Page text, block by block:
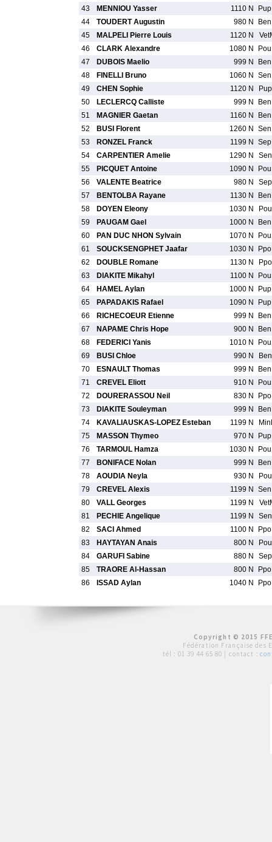
43
MENNIOU Yasser 1110 N
44
TOUDERT Augustin 980 N
45
MALPELI Pierre Louis 1120 N
46
CLARK Alexandre 1080 N
47
DUBOIS Maelio 999 N
48
FINELLI Bruno 1060 N
49
CHEN Sophie 1120 N
50
LECLERCQ Calliste 999 N
51
MAGNIER Gaetan 1160 N
52
BUSI Florent 1260 N
53
RONZEL Franck 1199 N
54
CARPENTIER Amelie 1290 N
55
PICQUET Antoine 1090 N
56
VALENTE Beatrice 980 N
57
BENTOLBA Rayane 1130 N
58
DOYEN Eleony 1030 N
59
PAUGAM Gael 1000 N
60
PAN DUC NHON Sylvain 1070 N
61
SOUCKSENGPHET Jaafar 1030 N
62
DOUBLE Romane 1130 N
63
DIAKITE Mikahyl 1100 N
64
HAMEL Aylan 1000 N
65
PAPADAKIS Rafael 1090 N
66
RICHECOEUR Etienne 999 N
67
NAPAME Chris Hope 900 N
68
FEDERICI Yanis 1010 N
69
BUSI Chloe 990 N
70
ESNAULT Thomas 999 N
71
CREVEL Eliott 910 N
72
DOURERASSOU Neil 830 N
73
DIAKITE Souleyman 999 N
74
KAVALIAUSKAS-LOPEZ Esteban 1199 N
75
MASSON Thymeo 970 N
76
TARMOUL Hamza 1030 N
77
BONIFACE Nolan 999 N
78
AOUDIA Neyla 930 N
79
CREVEL Alexis 1199 N
80
VALL Georges 1199 N
81
PECHIE Angelique 1199 N
82
SACI Ahmed 1100 N
83
HAYTAYAN Anais 800 N
84
GARUFI Sabine 880 N
85
TRAORE Al-Hassan 800 N
86
ISSAD Aylan 1040 N
Copyright © 2015
Fédération Française des
tél : 01 39 44 65 80 | contact :